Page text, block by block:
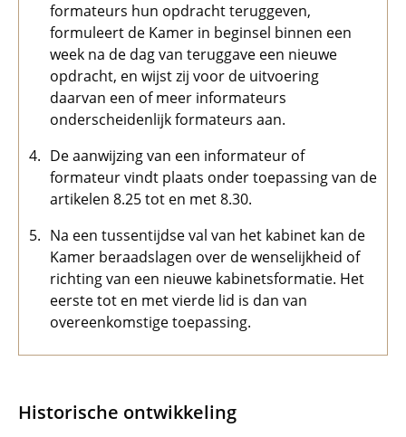
formateurs hun opdracht teruggeven,
formuleert de Kamer in beginsel binnen een
week na de dag van teruggave een nieuwe
opdracht, en wijst zij voor de uitvoering
daarvan een of meer informateurs
onderscheidenlijk formateurs aan.
De aanwijzing van een informateur of
formateur vindt plaats onder toepassing van de
artikelen 8.25 tot en met 8.30.
Na een tussentijdse val van het kabinet kan de
Kamer beraadslagen over de wenselijkheid of
richting van een nieuwe kabinetsformatie. Het
eerste tot en met vierde lid is dan van
overeenkomstige toepassing.
Historische ontwikkeling